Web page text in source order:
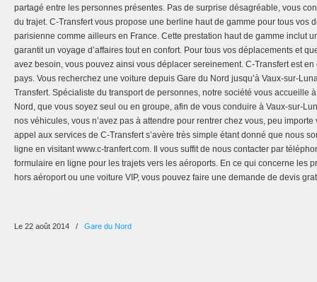
partagé entre les personnes présentes. Pas de surprise désagréable, vous
du trajet. C-Transfert vous propose une berline haut de gamme pour tous vos
parisienne comme ailleurs en France. Cette prestation haut de gamme inclut
garantit un voyage d’affaires tout en confort. Pour tous vos déplacements et
avez besoin, vous pouvez ainsi vous déplacer sereinement. C-Transfert est
pays. Vous recherchez une voiture depuis Gare du Nord jusqu’à Vaux-sur-
Transfert. Spécialiste du transport de personnes, notre société vous accueille
Nord, que vous soyez seul ou en groupe, afin de vous conduire à Vaux-sur-
nos véhicules, vous n’avez pas à attendre pour rentrer chez vous, peu importe
appel aux services de C-Transfert s’avère très simple étant donné que nous
ligne en visitant www.c-tranfert.com. Il vous suffit de nous contacter par
formulaire en ligne pour les trajets vers les aéroports. En ce qui concerne les
hors aéroport ou une voiture VIP, vous pouvez faire une demande de devis
Le 22 août 2014 / Gare du Nord